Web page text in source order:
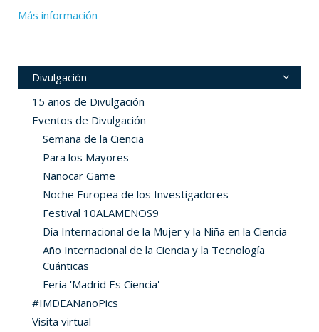
Más información
Divulgación
15 años de Divulgación
Eventos de Divulgación
Semana de la Ciencia
Para los Mayores
Nanocar Game
Noche Europea de los Investigadores
Festival 10ALAMENOS9
Día Internacional de la Mujer y la Niña en la Ciencia
Año Internacional de la Ciencia y la Tecnología
Cuánticas
Feria 'Madrid Es Ciencia'
#IMDEANanoPics
Visita virtual